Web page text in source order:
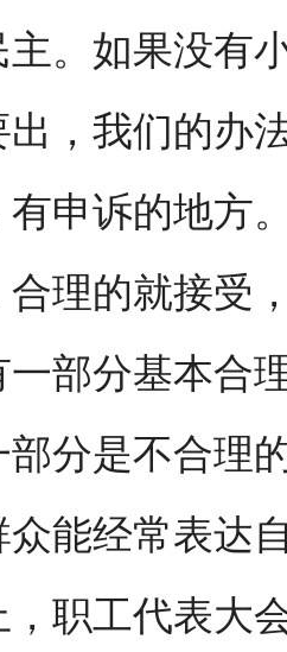
主。如果没有
出，我们的办
申诉的地方
理的就接受
部分基本合
分是不合理
众能经常表达
职工代表大